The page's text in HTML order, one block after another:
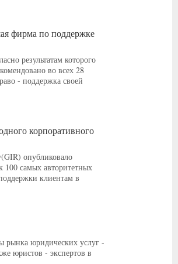
фирма по поддержке
результатам которого
во всех 28
- поддержка своей
корпоративного
опубликовало
самых авторитетных
клиентам в
рынка юридических услуг -
юристов - экспертов в